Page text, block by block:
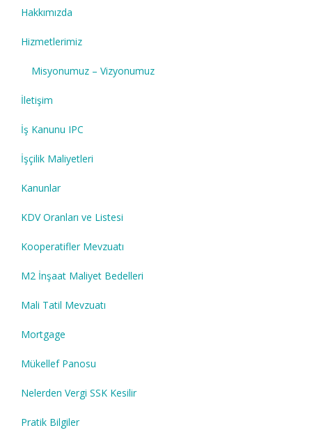
Hakkımızda
Hizmetlerimiz
Misyonumuz – Vizyonumuz
İletişim
İş Kanunu IPC
İşçilik Maliyetleri
Kanunlar
KDV Oranları ve Listesi
Kooperatifler Mevzuatı
M2 İnşaat Maliyet Bedelleri
Mali Tatil Mevzuatı
Mortgage
Mükellef Panosu
Nelerden Vergi SSK Kesilir
Pratik Bilgiler